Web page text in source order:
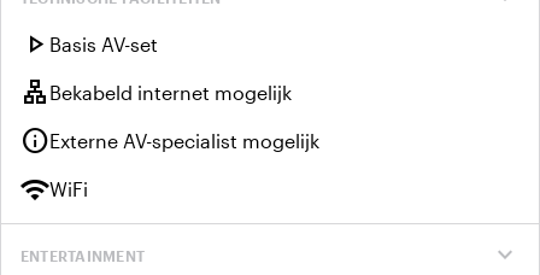
play_arrow Basis AV-set
lan Bekabeld internet mogelijk
infoExterne AV-specialist mogelijk
wifiWiFi
expand_more
ENTERTAINMENT